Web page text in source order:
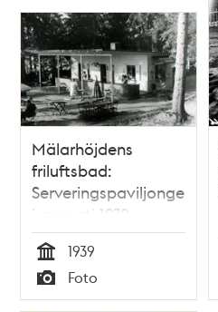
Mälarhöjdens
friluftsbad:
Serveringspaviljongen
i augusti 1939
Tid
1939
Typ
Foto